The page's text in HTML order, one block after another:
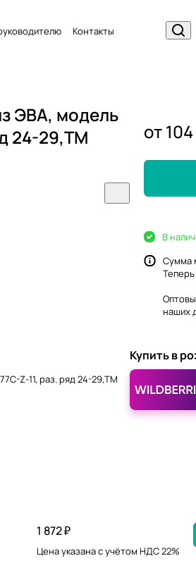
Контакты
ЭВА, модель
24-29,ТМ
Z-11, раз. ряд 24-29,ТМ
от
В
Сумма
наших
Купить в
1 872 ₽
Цена указана с учётом НДС 22%